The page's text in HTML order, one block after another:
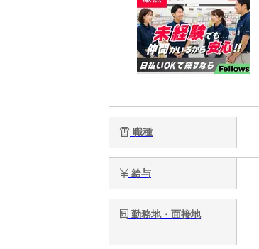
職種
給与
勤務地・面接地